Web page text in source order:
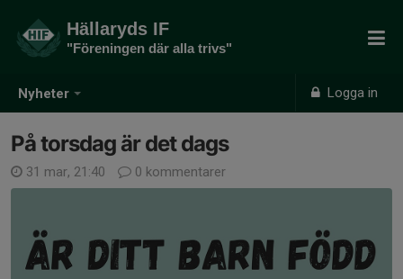
Nyheter Logga in
Hällaryds IF
"Föreningen där alla trivs"
På torsdag är det dags
31 mar, 21:40 0 kommentarer